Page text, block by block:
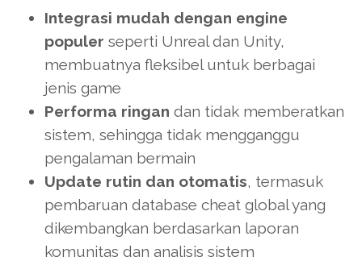
Integrasi mudah dengan engine
populer seperti Unreal dan Unity,
membuatnya fleksibel untuk berbagai
jenis game
Performa ringan dan tidak memberatkan
sistem, sehingga tidak mengganggu
pengalaman bermain
Update rutin dan otomatis, termasuk
pembaruan database cheat global yang
dikembangkan berdasarkan laporan
komunitas dan analisis sistem